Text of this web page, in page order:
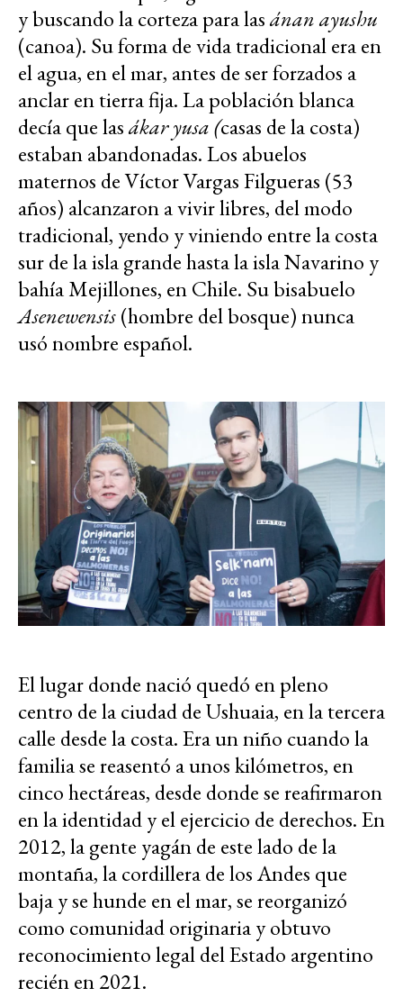
y buscando la corteza para lasánan ayushu
(canoa). Su forma de vida tradicional era en
el agua, en el mar, antes de ser forzados a
anclar en tierra fija. La población blanca
decía que lasákar yusa (casas de la costa)
estaban abandonadas. Los abuelos
maternos de Víctor Vargas Filgueras (53
años) alcanzaron a vivir libres, del modo
tradicional, yendo y viniendo entre la costa
sur de la isla grande hasta la isla Navarino y
bahía Mejillones, en Chile. Su bisabuelo
Asenewensis(hombre del bosque) nunca
usó nombre español.
El lugar donde nació quedó en pleno
centro de la ciudad de Ushuaia, en la tercera
calle desde la costa. Era un niño cuando la
familia se reasentó a unos kilómetros, en
cinco hectáreas, desde donde se reafirmaron
en la identidad y el ejercicio de derechos. En
2012, la gente yagán de este lado de la
montaña, la cordillera de los Andes que
baja y se hunde en el mar, se reorganizó
como comunidad originaria y obtuvo
reconocimiento legal del Estado argentino
recién en 2021.